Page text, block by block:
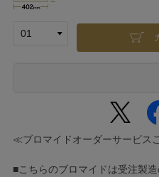
≪ブロマイドオーダーサービス
■こちらのブロマイドは受注製